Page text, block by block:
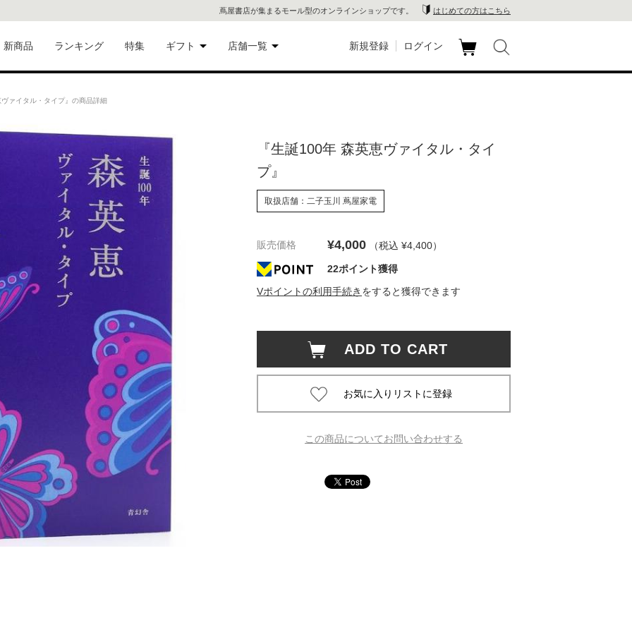
蔦屋書店が集まるモール型のオンラインショップです。 はじめての方はこちら
ト
新商品 ランキング 特集 ギフト 店舗一覧
代官山 蔦
書店
京都 蔦屋
書店
蔦屋書店
梅田 蔦屋
新規登録 ログイン
イタル・タイプ』の商品詳細
『生誕100年 森英恵ヴァイタル・タイ
プ』
取扱店舗：二子玉川 蔦屋家電
販売価格 ¥4,000 （税込 ¥4,400）
22ポイント獲得
Vポイントの利用手続き をすると獲得できます
ADD TO CART
この商品についてお問い合わせする